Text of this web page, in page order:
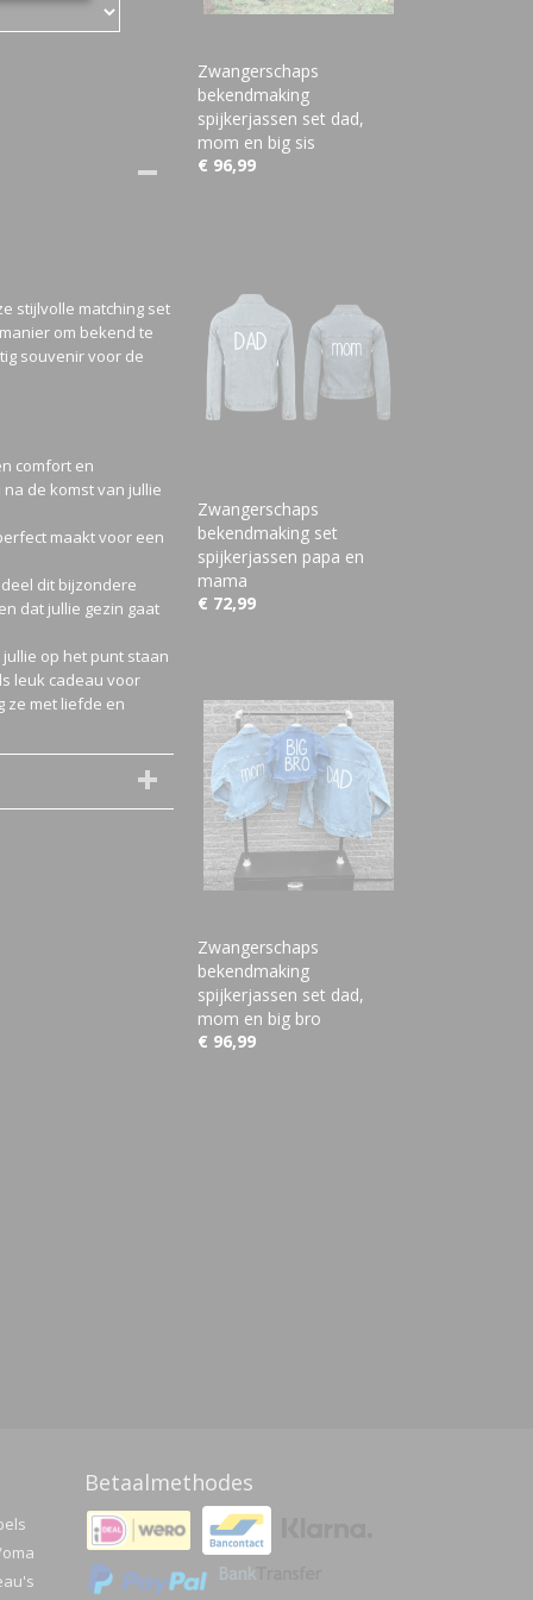
stijlvolle matching set
om bekend te
souvenir voor de
comfort en
de komst van jullie
maakt voor een
dit bijzondere
dat jullie gezin gaat
op het punt staan
leuk cadeau voor
ze met liefde en
Zwangerschaps
bekendmaking
spijkerjassen set dad,
mom en big sis
€ 96,99
Zwangerschaps
bekendmaking set
spijkerjassen papa en
mama
€ 72,99
Zwangerschaps
bekendmaking
spijkerjassen set dad,
mom en big bro
€ 96,99
Betaalmethodes